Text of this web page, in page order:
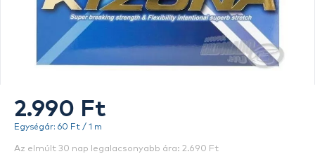
2.990 Ft
Egységár: 60 Ft / 1 m
Az elmúlt 30 nap legalacsonyabb ára: 2.690 Ft